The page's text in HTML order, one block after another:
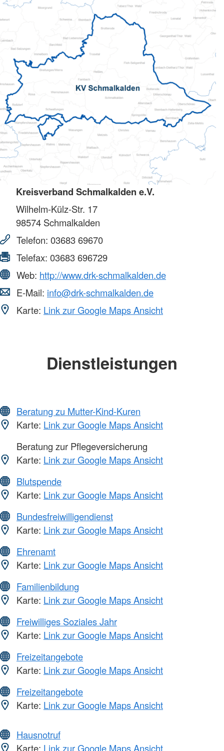
Kreisverband Schmalkalden e.V.
Wilhelm-Külz-Str. 17
98574 Schmalkalden
Telefon: 03683 69670
Telefax: 03683 696729
Web: http://www.drk-schmalkalden.de
E-Mail: info@drk-schmalkalden.de
Karte: Link zur Google Maps Ansicht
Dienstleistungen
Beratung zu Mutter-Kind-Kuren
Karte: Link zur Google Maps Ansicht
Beratung zur Pflegeversicherung
Karte: Link zur Google Maps Ansicht
Blutspende
Karte: Link zur Google Maps Ansicht
Bundesfreiwilligendienst
Karte: Link zur Google Maps Ansicht
Ehrenamt
Karte: Link zur Google Maps Ansicht
Familienbildung
Karte: Link zur Google Maps Ansicht
Freiwilliges Soziales Jahr
Karte: Link zur Google Maps Ansicht
Freizeitangebote
Karte: Link zur Google Maps Ansicht
Freizeitangebote
Karte: Link zur Google Maps Ansicht
Hausnotruf
Karte: Link zur Google Maps Ansicht